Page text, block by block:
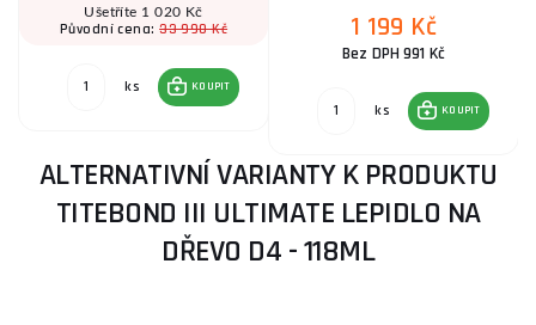
Ušetříte 1 020 Kč
Původní cena:33 990 Kč
ks KOUPIT
1 199 Kč
Bez DPH 991 Kč
ks KOUPIT
ALTERNATIVNÍ VARIANTY K PRODUKTU
TITEBOND III ULTIMATE LEPIDLO NA
DŘEVO D4 - 118ML